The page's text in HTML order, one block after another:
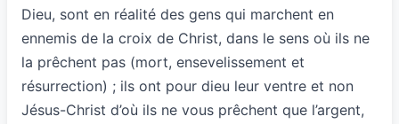
Dieu, sont en réalité des gens qui marchent en
ennemis de la croix de Christ, dans le sens où ils ne
la prêchent pas (mort, ensevelissement et
résurrection) ; ils ont pour dieu leur ventre et non
Jésus-Christ d’où ils ne vous prêchent que l’argent,